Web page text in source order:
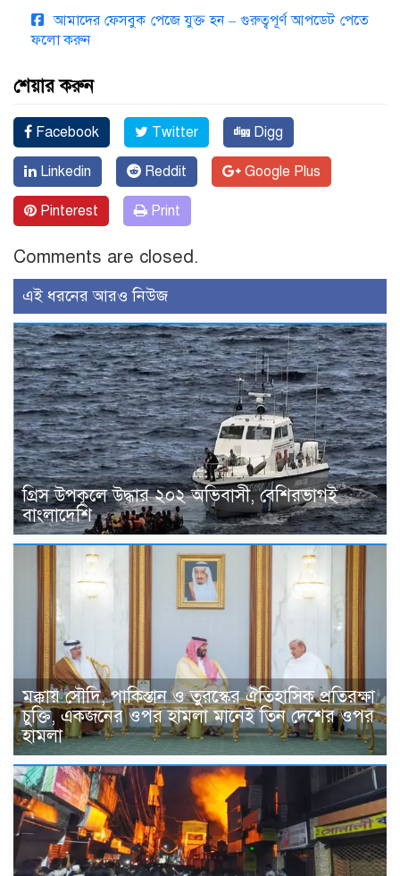
আমাদের ফেসবুক পেজে যুক্ত হন – গুরুত্বপূর্ণ আপডেট পেতে
ফলো করুন
শেয়ার করুন
Facebook Twitter Digg
Linkedin Reddit Google Plus
Pinterest Print
Comments are closed.
এই ধরনের আরও নিউজ
গ্রিস উপকূলে উদ্ধার ২০২ অভিবাসী, বেশিরভাগই
বাংলাদেশি
মক্কায় সৌদি, পাকিস্তান ও তুরস্কের ঐতিহাসিক প্রতিরক্ষা
চুক্তি, একজনের ওপর হামলা মানেই তিন দেশের ওপর
হামলা